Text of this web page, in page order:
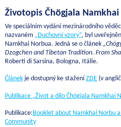
Životopis Čhögjala
Ve speciálním vydání mezinárodního
nazvaném „Duchovní vzory“, byl
Namkhai Norbua. Jedná se o článek
Dzogchen and Tibetan Tradition. From
Roberti di Sarsina, Bologna, Itálie.
Článek je dostupný ke stažení ZDE (v
Publikace „Život a dílo Čhögjala Namkhai
Publikace:Booklet about Namkhai Norbu
Community